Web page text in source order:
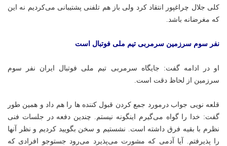
کلی جلال چراغپور انتقاد کرد ولی باز هم تلفنی پشتیبانی می‌کردیم نه این
که مغرضانه باشد.
نفر سوم سرزمین سرمربی تیم ملی فوتبال است
او در ادامه گفت: جایگاه سرمربی تیم ملی فوتبال ایران نفر سوم
سرزمین از لحاظ دقت است.
قلعه نویی جواب درمورد جمع کردن قبول کنندهها را هم داد و همین طور
گفت: خدا را گواه می‌گیرم اینگونه نیستم. چندین دفعه در جلسات فنی
نظرم با بقیه فرق داشته است. نشستیم و سخن بگویید کردیم و نظر آنها
را پذیرفتم. آیا آدمی که مشورت می‌پذیرد می‌رود جستوجو افرادی که